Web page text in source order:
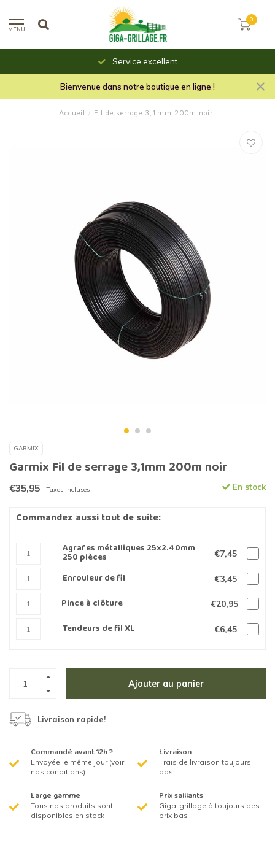
MENU
0
Service excellent
Bienvenue dans notre boutique en ligne !
Accueil / Fil de serrage 3,1mm 200m noir
GARMIX
Garmix Fil de serrage 3,1mm 200m noir
€35,95 Taxes incluses En stock
Commandez aussi tout de suite:
Agrafes métalliques 25x2.40mm
250 pièces €7,45
Enrouleur de fil €3,45
Pince à clôture €20,95
Tendeurs de fil XL €6,45
Ajouter au panier
Livraison rapide!
Commandé avant 12h ?
Envoyée le même jour (voir
nos conditions)
Livraison
Frais de livraison toujours
bas
Large gamme
Tous nos produits sont
disponibles en stock
Prix saillants
Giga-grillage à toujours des
prix bas